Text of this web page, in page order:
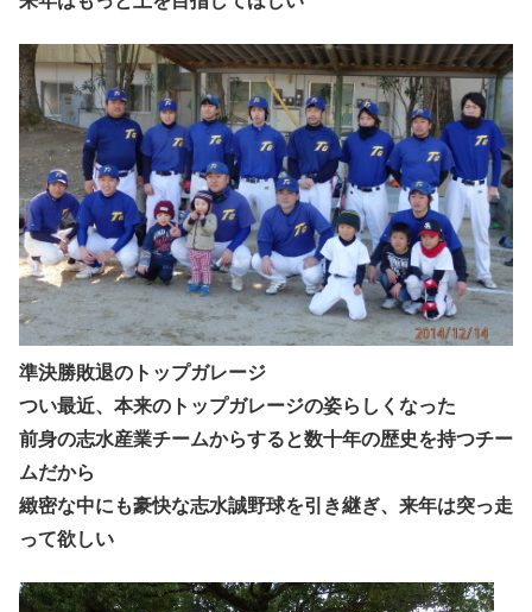
準決勝敗退のトップガレージ
つい最近、本来のトップガレージの姿らしくなった
前身の志水産業チームからすると数十年の歴史を持つチー
ムだから
緻密な中にも豪快な志水誠野球を引き継ぎ、来年は突っ走
って欲しい